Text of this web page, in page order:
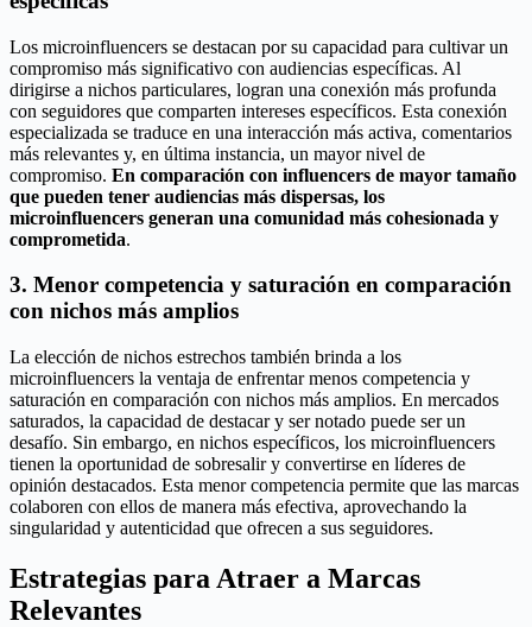
Los microinfluencers se destacan por su capacidad para cultivar un
compromiso más significativo con audiencias específicas. Al
dirigirse a nichos particulares, logran una conexión más profunda
con seguidores que comparten intereses específicos. Esta conexión
especializada se traduce en una interacción más activa, comentarios
más relevantes y, en última instancia, un mayor nivel de
compromiso. En comparación con influencers de mayor tamaño
que pueden tener audiencias más dispersas, los
microinfluencers generan una comunidad más cohesionada y
comprometida.
3. Menor competencia y saturación en comparación
con nichos más amplios
La elección de nichos estrechos también brinda a los
microinfluencers la ventaja de enfrentar menos competencia y
saturación en comparación con nichos más amplios. En mercados
saturados, la capacidad de destacar y ser notado puede ser un
desafío. Sin embargo, en nichos específicos, los microinfluencers
tienen la oportunidad de sobresalir y convertirse en líderes de
opinión destacados. Esta menor competencia permite que las marcas
colaboren con ellos de manera más efectiva, aprovechando la
singularidad y autenticidad que ofrecen a sus seguidores.
Estrategias para Atraer a Marcas
Relevantes